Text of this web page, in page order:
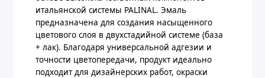
итальянской системы PALINAL. Эмаль
предназначена для создания насыщенного
цветового слоя в двухстадийной системе (база
+ лак). Благодаря универсальной адгезии и
точности цветопередачи, продукт идеально
подходит для дизайнерских работ, окраски